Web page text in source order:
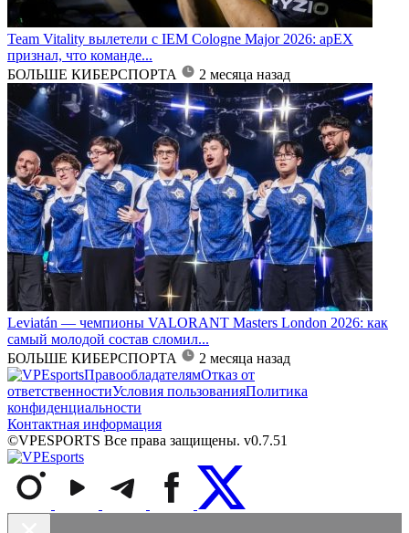
Team Vitality вылетели с IEM Cologne Major 2026: apEX
признал, что команде...
БОЛЬШЕ КИБЕРСПОРТА
2 месяца назад
Leviatán — чемпионы VALORANT Masters London 2026: как
самый молодой состав сломил...
БОЛЬШЕ КИБЕРСПОРТА
2 месяца назад
ПравообладателямОтказ от
ответственностиУсловия пользованияПолитика
конфиденциальности
Контактная информация
©VPESPORTS Все права защищены. v0.7.51